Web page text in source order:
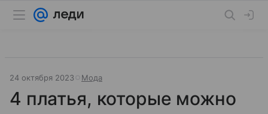
24 октября 2023 Мода
4 платья, которые можно